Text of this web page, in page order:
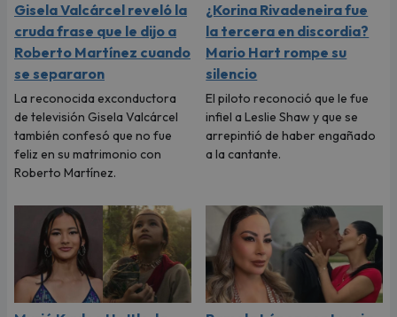
Gisela Valcárcel reveló la
cruda frase que le dijo a
Roberto Martínez cuando
se separaron
La reconocida exconductora
de televisión Gisela Valcárcel
también confesó que no fue
feliz en su matrimonio con
Roberto Martínez.
¿Korina Rivadeneira fue
la tercera en discordia?
Mario Hart rompe su
silencio
El piloto reconoció que le fue
infiel a Leslie Shaw y que se
arrepintió de haber engañado
a la cantante.